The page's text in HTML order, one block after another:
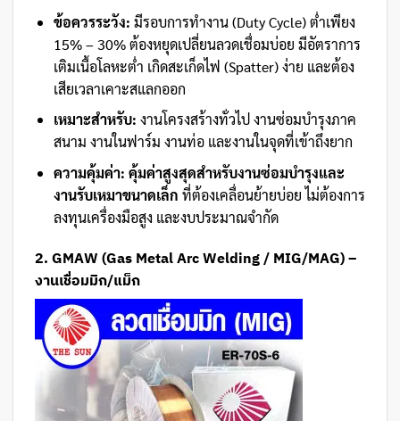
ข้อควรระวัง: มีรอบการทำงาน (Duty Cycle) ต่ำเพียง
15% – 30% ต้องหยุดเปลี่ยนลวดเชื่อมบ่อย มีอัตราการ
เติมเนื้อโลหะต่ำ เกิดสะเก็ดไฟ (Spatter) ง่าย และต้อง
เสียเวลาเคาะสแลกออก
เหมาะสำหรับ: งานโครงสร้างทั่วไป งานซ่อมบำรุงภาค
สนาม งานในฟาร์ม งานท่อ และงานในจุดที่เข้าถึงยาก
ความคุ้มค่า: คุ้มค่าสูงสุดสำหรับงานซ่อมบำรุงและ
งานรับเหมาขนาดเล็ก ที่ต้องเคลื่อนย้ายบ่อย ไม่ต้องการ
ลงทุนเครื่องมือสูง และงบประมาณจำกัด
2. GMAW (Gas Metal Arc Welding / MIG/MAG) –
งานเชื่อมมิก/แม็ก